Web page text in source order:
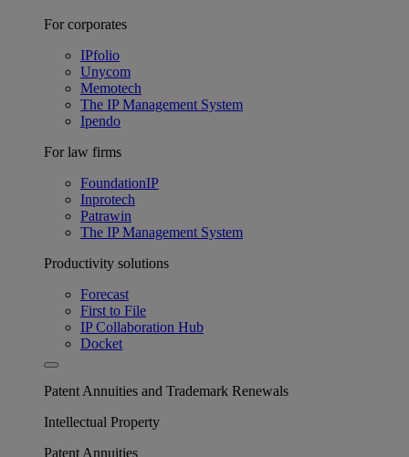
For corporates
IPfolio
Unycom
Memotech
The IP Management System
Ipendo
For law firms
FoundationIP
Inprotech
Patrawin
The IP Management System
Productivity solutions
Forecast
First to File
IP Collaboration Hub
Docket
Patent Annuities and Trademark Renewals
Intellectual Property
Patent Annuities